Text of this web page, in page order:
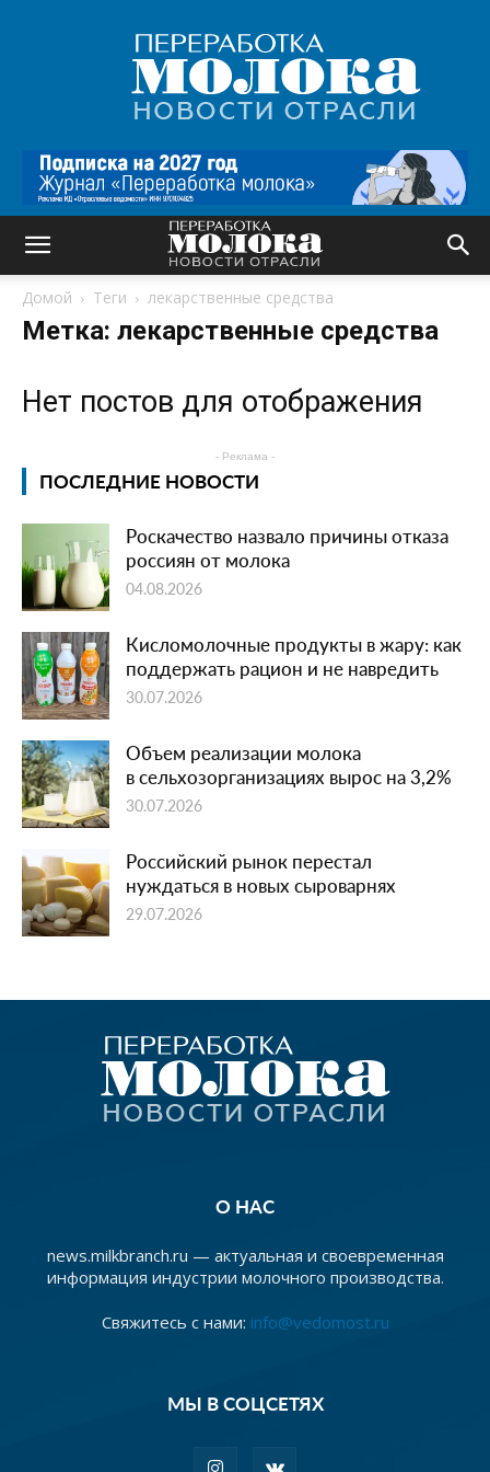
Переработка
молока
|
Новости
Домой Теги лекарственные средства
Метка: лекарственные средства
Нет постов для отображения
- Реклама -
ПОСЛЕДНИЕ НОВОСТИ
Роскачество назвало причины отказа
россиян от молока
04.08.2026
Кисломолочные продукты в жару: как
поддержать рацион и не навредить
30.07.2026
Объем реализации молока
в сельхозорганизациях вырос на 3,2%
30.07.2026
Российский рынок перестал
нуждаться в новых сыроварнях
29.07.2026
О НАС
news.milkbranch.ru — актуальная и своевременная
информация индустрии молочного производства.
Свяжитесь с нами: info@vedomost.ru
МЫ В СОЦСЕТЯХ